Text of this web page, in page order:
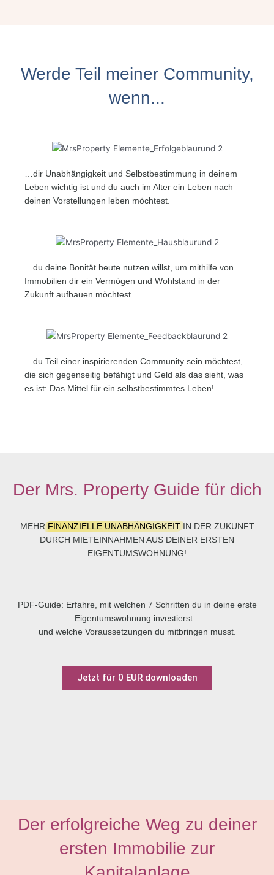
Werde Teil meiner Community,
wenn...
…dir Unabhängigkeit und Selbstbestimmung in deinem
Leben wichtig ist und du auch im Alter ein Leben nach
deinen Vorstellungen leben möchtest.
…du deine Bonität heute nutzen willst, um mithilfe von
Immobilien dir ein Vermögen und Wohlstand in der
Zukunft aufbauen möchtest.
…du Teil einer inspirierenden Community sein möchtest,
die sich gegenseitig befähigt und Geld als das sieht, was
es ist: Das Mittel für ein selbstbestimmtes Leben!
Der Mrs. Property Guide für dich
MEHR FINANZIELLE UNABHÄNGIGKEITIN DER ZUKUNFT
DURCH MIETEINNAHMEN AUS DEINER ERSTEN
EIGENTUMSWOHNUNG!
PDF-Guide: Erfahre, mit welchen 7 Schritten du in deine erste
Eigentumswohnung investierst –
und welche Voraussetzungen du mitbringen musst.
Jetzt für 0 EUR downloaden
Der erfolgreiche Weg zu deiner
ersten Immobilie zur